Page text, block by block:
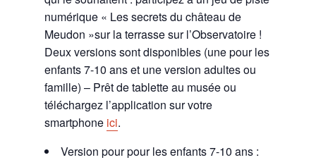
numérique « Les secrets du château de
Meudon »sur la terrasse sur l’Observatoire !
Deux versions sont disponibles (une pour les
enfants 7-10 ans et une version adultes ou
famille) – Prêt de tablette au musée ou
téléchargez l’application sur votre
smartphone ici.
Version pour pour les enfants 7-10 ans :